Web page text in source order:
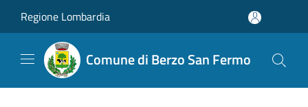
Regione Lombardia
Comune di Berzo San Fermo